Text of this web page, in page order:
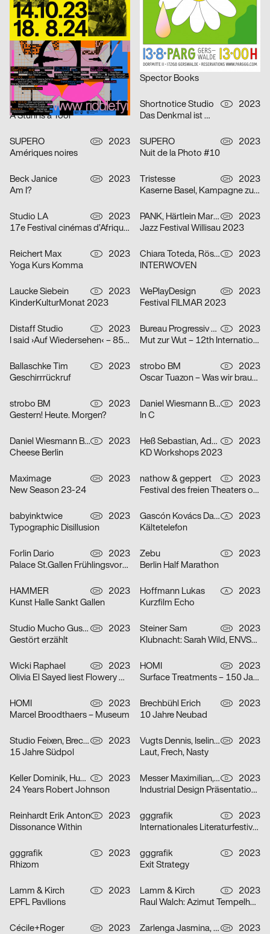
Kunsthaus Biel, Eröffnungskampagne 2023
Queer Underground Movement Night Party
Putschka Pascal D
2023
(Re; Short-)Circuit of (Un-)Life
onlab
Bureau Bernklau, Kuhn Johannes CH
2023
PHRE Festival
Marstaller Lukas D
2023
Spector Books
Wittmann Kilian, Mayr Jakob A
2023
A Stuhl is a Tool
Shortnotice Studio D
2023
Das Denkmal ist …
SUPERO CH
2023
Amériques noires
SUPERO CH
2023
Nuit de la Photo #10
Beck Janice CH
2023
Am I?
Tristesse CH
2023
Kaserne Basel, Kampagne zum Saisonstart
Studio LA CH
2023
17e Festival cinémas d’Afrique – Lausanne
PANK, Härtlein Martin »Fuzzy« CH
2023
Jazz Festival Willisau 2023
Reichert Max D
2023
Yoga Kurs Komma
Chiara Toteda, Rösener Lukas D
2023
INTERWOVEN
Laucke Siebein D
2023
KinderKulturMonat 2023
WePlayDesign CH
2023
Festival FILMAR 2023
Distaff Studio D
2023
I said ›Auf Wiedersehen‹ – 85 Jahre Kindertransport nach Großbritannien
Bureau Progressiv visuelle Kommunikation D
2023
Mut zur Wut – 12th International Poster Competition
Ballaschke Tim D
2023
Geschirrrückruf
strobo BM D
2023
Oscar Tuazon – Was wir brauchen
strobo BM D
2023
Gestern! Heute. Morgen?
Daniel Wiesmann Büro für Gestaltung D
2023
In C
Daniel Wiesmann Büro für Gestaltung D
2023
Cheese Berlin
Heß Sebastian, Adolphi Pirmin D
2023
KD Workshops 2023
Maximage CH
2023
New Season 23-24
nathow & geppert D
2023
Festival des freien Theaters ohne Haus
babyinktwice CH
2023
Typographic Disillusion
Gascón Kovács Daniel A
2023
Kältetelefon
Forlin Dario CH
2023
Palace St.Gallen Frühlingsvorschau
Zebu D
2023
Berlin Half Marathon
HAMMER CH
2023
Kunst Halle Sankt Gallen
Hoffmann Lukas A
2023
Kurzfilm Echo
Studio Mucho Gusto CH
2023
Gestört erzählt
Steiner Sam CH
2023
Klubnacht: Sarah Wild, ENVSRL und Guy de Prà
Wicki Raphael CH
2023
Olivia El Sayed liest Flowery Wordis
HOMI CH
2023
Surface Treatments – 150 Jahre Zeit
HOMI CH
2023
Marcel Broodthaers – Museum
Brechbühl Erich CH
2023
10 Jahre Neubad
Studio Feixen, Brechbühl Erich CH
2023
15 Jahre Südpol
Vugts Dennis, Iselin Marc, Funk Niclas CH
2023
Laut, Frech, Nasty
Keller Dominik, Huhn Jonas D
2023
24 Years Robert Johnson
Messer Maximilian, Körner Jonathan D
2023
Industrial Design Präsentationen 2023
Reinhardt Erik Anton D
2023
Dissonance Within
gggrafik D
2023
Internationales Literaturfestival Berlin
gggrafik D
2023
Rhizom
gggrafik D
2023
Exit Strategy
Lamm & Kirch D
2023
EPFL Pavilions
Lamm & Kirch D
2023
Raul Walch: Azimut Tempelhof – Collective Kite Flying
Cécile+Roger CH
2023
Zarlenga Jasmina, Borando Alessio CH
2023